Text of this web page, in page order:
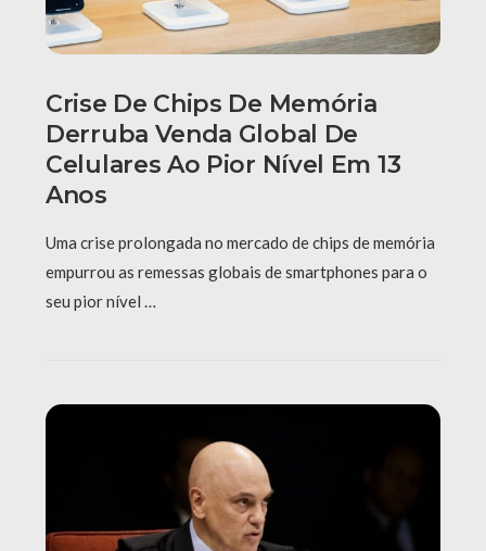
Crise De Chips De Memória
Derruba Venda Global De
Celulares Ao Pior Nível Em 13
Anos
Uma crise prolongada no mercado de chips de memória
empurrou as remessas globais de smartphones para o
seu pior nível …